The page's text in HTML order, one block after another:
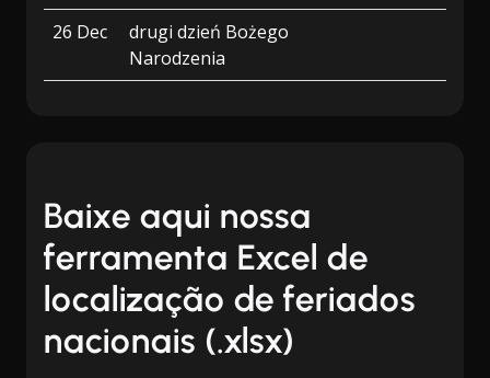
26 Dec
drugi dzień Bożego
Narodzenia
Baixe aqui nossa
ferramenta Excel de
localização de feriados
nacionais (.xlsx)